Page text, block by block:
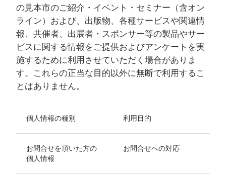
の見本市のご紹介・イベント・セミナー（含オン
ライン）および、出版物、各種サービスや関連情
報、共催者、出展者・スポンサー等の製品やサー
ビスに関する情報をご提供およびアンケートを実
施するために利用させていただく場合がありま
す。これらの正当な目的以外に無断で利用するこ
とはありません。
個人情報の種別 利用目的
お問合せを頂いた方の
個人情報
お問合せへの対応